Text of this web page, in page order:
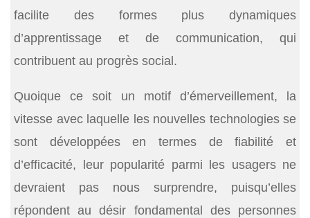
facilite des formes plus dynamiques
d’apprentissage et de communication, qui
contribuent au progrès social.
Quoique ce soit un motif d’émerveillement, la
vitesse avec laquelle les nouvelles technologies se
sont développées en termes de fiabilité et
d’efficacité, leur popularité parmi les usagers ne
devraient pas nous surprendre, puisqu’elles
répondent au désir fondamental des personnes